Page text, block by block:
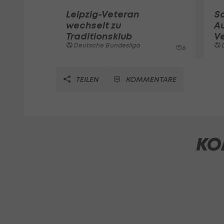
Leipzig-Veteran
wechselt zu
Traditionsklub
Deutsche Bundesliga 6
TEILEN KOMMENTARE